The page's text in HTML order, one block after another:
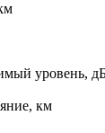
уровень,
км